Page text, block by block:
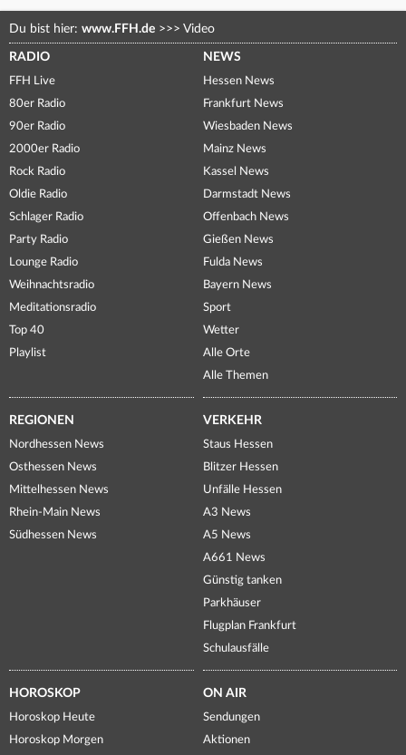
Du bist hier: www.FFH.de >>> Video
RADIO
FFH Live
80er Radio
90er Radio
2000er Radio
Rock Radio
Oldie Radio
Schlager Radio
Party Radio
Lounge Radio
Weihnachtsradio
Meditationsradio
Top 40
Playlist
NEWS
Hessen News
Frankfurt News
Wiesbaden News
Mainz News
Kassel News
Darmstadt News
Offenbach News
Gießen News
Fulda News
Bayern News
Sport
Wetter
Alle Orte
Alle Themen
REGIONEN
Nordhessen News
Osthessen News
Mittelhessen News
Rhein-Main News
Südhessen News
VERKEHR
Staus Hessen
Blitzer Hessen
Unfälle Hessen
A3 News
A5 News
A661 News
Günstig tanken
Parkhäuser
Flugplan Frankfurt
Schulausfälle
HOROSKOP
Horoskop Heute
Horoskop Morgen
ON AIR
Sendungen
Aktionen